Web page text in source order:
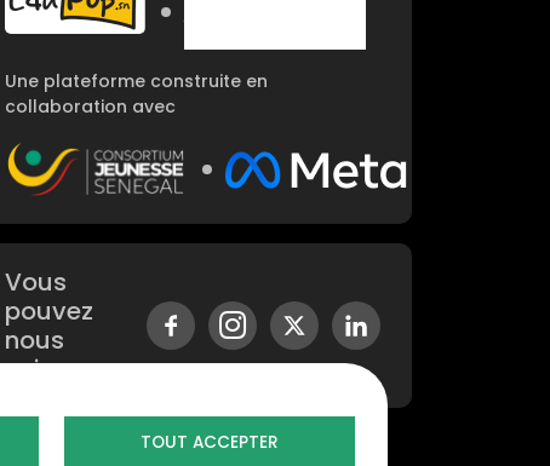
Une plateforme construite en
collaboration avec
Image
Image
Vous
pouvez
nous
suivre sur
TOUT ACCEPTER